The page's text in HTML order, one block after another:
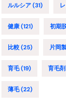
ルルシア(31)
健康(121) 初期
比較(25) 片岡
育毛(19) 育毛剤
薄毛(22)